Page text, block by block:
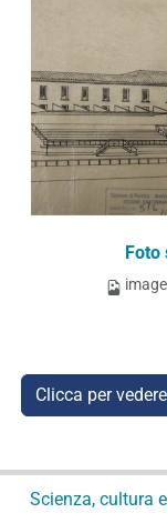
Clicca per
Scienza, cultura